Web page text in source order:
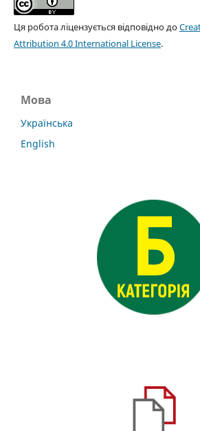
Ця робота ліцензується відповідно до
Attribution 4.0 International License.
Мова
Українська
English